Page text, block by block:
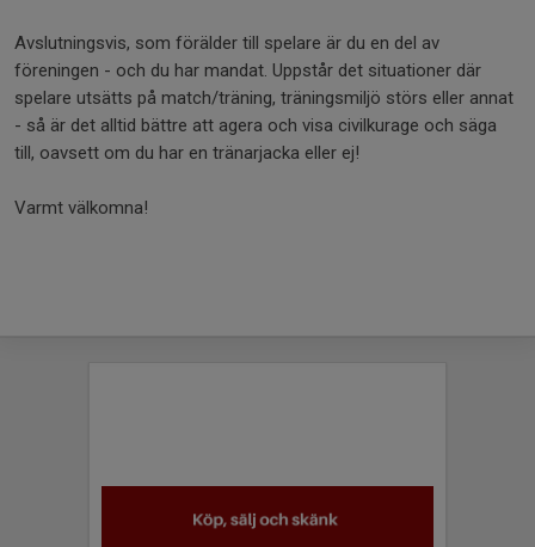
Avslutningsvis, som förälder till spelare är du en del av
föreningen - och du har mandat. Uppstår det situationer där
spelare utsätts på match/träning, träningsmiljö störs eller annat
- så är det alltid bättre att agera och visa civilkurage och säga
till, oavsett om du har en tränarjacka eller ej!
Varmt välkomna!